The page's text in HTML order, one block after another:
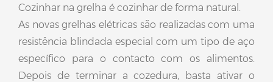
Cozinhar na grelha é cozinhar de forma natural.
As novas grelhas elétricas são realizadas com uma
resistência blindada especial com um tipo de aço
específico para o contacto com os alimentos.
Depois de terminar a cozedura, basta ativar o